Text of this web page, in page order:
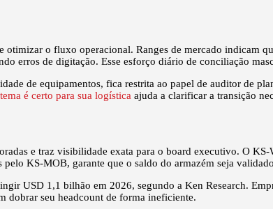
o fluxo operacional. Ranges de mercado indicam
erros de digitação. Esse esforço diário de conciliação
de equipamentos, fica restrita ao papel de auditor de
é certo para sua logística ajuda a clarificar a transição
e traz visibilidade exata para o board executivo. O
KS-MOB, garante que o saldo do armazém seja
USD 1,1 bilhão em 2026, segundo a Ken Research.
dobrar seu headcount de forma ineficiente.